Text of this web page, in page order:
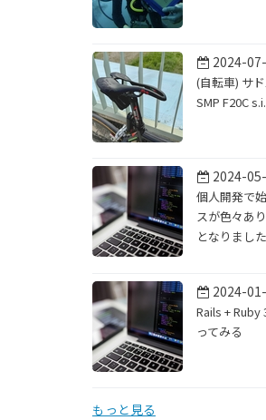
2024-
(自転車) サ
SMP F20C s.i.
2024-
個人開発で
スが色々あ
となりました
2024-
Rails + Ruby
ってみる
もっと見る